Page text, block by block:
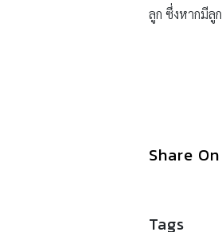
ลูก ซึ่งหากมีลู
Share
Tags